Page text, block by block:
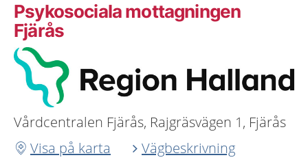
Psykosociala mottagningen
Fjärås
Vårdcentralen Fjärås, Rajgräsvägen 1, Fjärås
Visa på karta
Vägbeskrivning